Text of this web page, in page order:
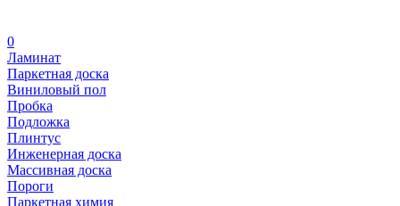
0
Ламинат
Паркетная доска
Виниловый пол
Пробка
Подложка
Плинтус
Инженерная доска
Массивная доска
Пороги
Паркетная химия